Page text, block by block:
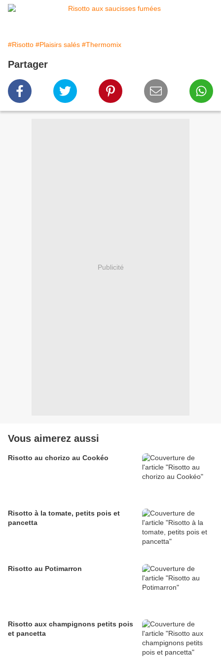
#Risotto #Plaisirs salés #Thermomix
Partager
Publicité
Vous aimerez aussi
Risotto au chorizo au Cookéo
Risotto à la tomate, petits pois et
pancetta
Risotto au Potimarron
Risotto aux champignons petits pois
et pancetta